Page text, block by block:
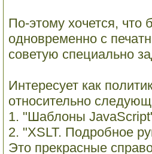
По-этому хочется, что
одновременно с
советую специально
Интересует как
относительно
1. "Шаблоны
2. "XSLT. Подробное
Это прекрасные